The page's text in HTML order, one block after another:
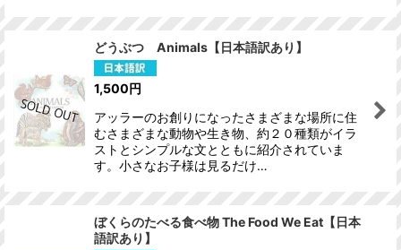
どうぶつ Animals【日本語訳あり】
1,500円
アッラーのお創りになったさまざまな場所に住
むさまざまな動物や生き物、約２０種類がイラ
ストとシンプルな文とともに紹介されていま
す。小さなお子様は見るだけ…
ぼくらのたべる食べ物 The Food We Eat【日本
語訳あり】